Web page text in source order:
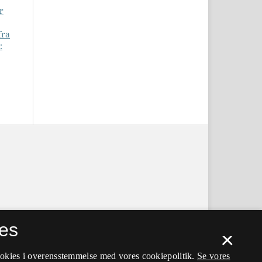
×
i overensstemmelse med vores cookiepolitik. Se vores